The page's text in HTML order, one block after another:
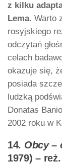
z kilku
Lema. Warto
rosyjskiego
odczytań
celach
okazuje się,
posiada
ludzką
Donatas
2002 roku w
14. Obcy –
1979) –